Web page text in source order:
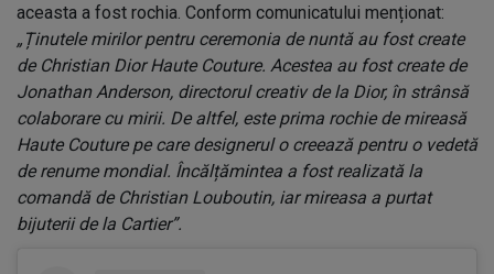
aceasta a fost rochia. Conform comunicatului menționat:
„Ținutele mirilor pentru ceremonia de nuntă au fost create
de Christian Dior Haute Couture. Acestea au fost create de
Jonathan Anderson, directorul creativ de la Dior, în strânsă
colaborare cu mirii. De altfel, este prima rochie de mireasă
Haute Couture pe care designerul o creează pentru o vedetă
de renume mondial. Încălțămintea a fost realizată la
comandă de Christian Louboutin, iar mireasa a purtat
bijuterii de la Cartier”.